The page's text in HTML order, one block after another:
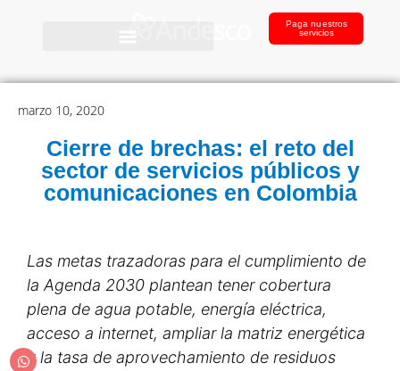
Paga nuestros
servicios
marzo 10, 2020
Cierre de brechas: el reto del
sector de servicios públicos y
comunicaciones en Colombia
Las metas trazadoras para el cumplimiento de
la Agenda 2030 plantean tener cobertura
plena de agua potable, energía eléctrica,
acceso a internet, ampliar la matriz energética
y la tasa de aprovechamiento de residuos